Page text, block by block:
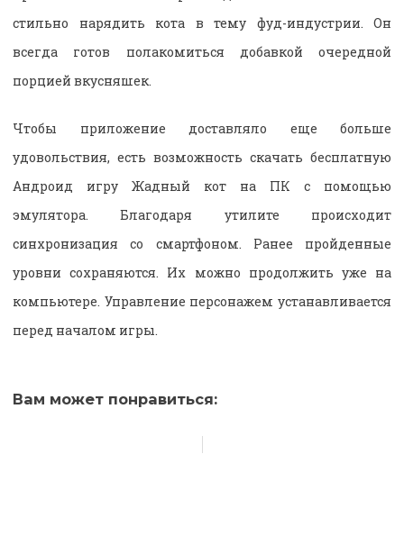
стильно нарядить кота в тему фуд-индустрии. Он
всегда готов полакомиться добавкой очередной
порцией вкусняшек.
Чтобы приложение доставляло еще больше
удовольствия, есть возможность скачать бесплатную
Андроид игру Жадный кот на ПК с помощью
эмулятора. Благодаря утилите происходит
синхронизация со смартфоном. Ранее пройденные
уровни сохраняются. Их можно продолжить уже на
компьютере. Управление персонажем устанавливается
перед началом игры.
Вам может понравиться: